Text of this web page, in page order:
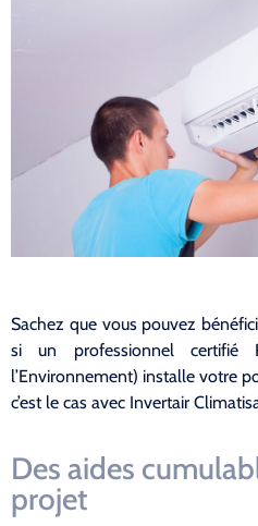
Sachez que vous pouvez
si un professionnel certifié
l’Environnement) installe votre
c’est le cas avec Invertair
Des aides
projet